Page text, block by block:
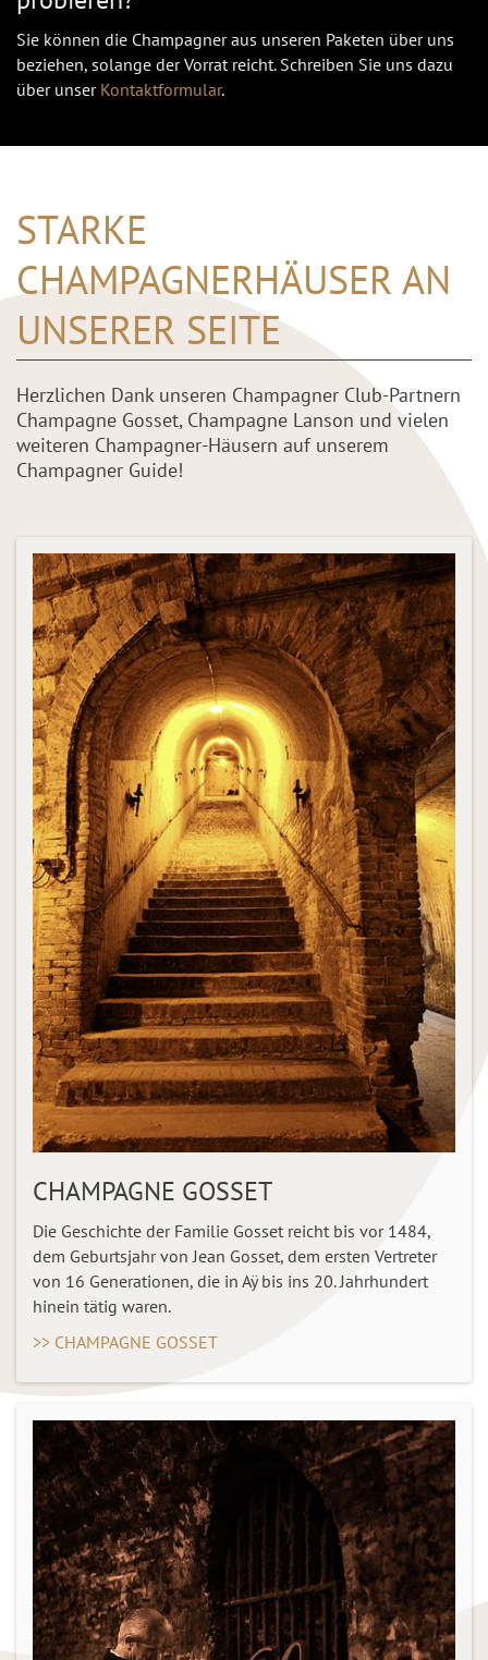
Sie können die Champagner aus unseren Paketen über uns
beziehen, solange der Vorrat reicht. Schreiben Sie uns dazu
über unser Kontaktformular.
STARKE
CHAMPAGNERHÄUSER AN
UNSERER SEITE
Herzlichen Dank unseren Champagner Club-Partnern
Champagne Gosset, Champagne Lanson und vielen
weiteren Champagner-Häusern auf unserem
Champagner Guide!
CHAMPAGNE GOSSET
Die Geschichte der Familie Gosset reicht bis vor 1484,
dem Geburtsjahr von Jean Gosset, dem ersten Vertreter
von 16 Generationen, die in Aÿ bis ins 20. Jahrhundert
hinein tätig waren.
>> CHAMPAGNE GOSSET